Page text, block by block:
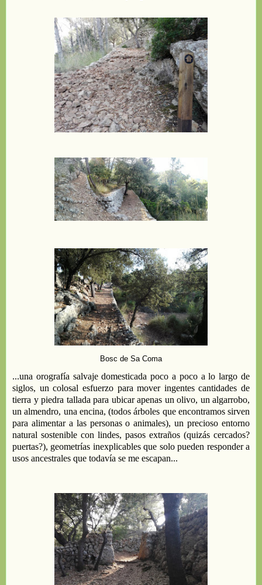
Bosc de Sa Coma
...una orografía salvaje domesticadapoco a poco a lo largo de
siglos, un colosal esfuerzo para mover ingentescantidades de
tierra y piedra tallada para ubicarapenas un olivo, un algarrobo,
un almendro, una encina, (todos árboles que encontramos sirven
para alimentar a las personas oanimales), un preciosoentorno
natural sostenible con lindes, pasos extraños (quizás cercados?
puertas?), geometrías inexplicablesque solo pueden responder a
usos ancestrales que todavía se me escapan...